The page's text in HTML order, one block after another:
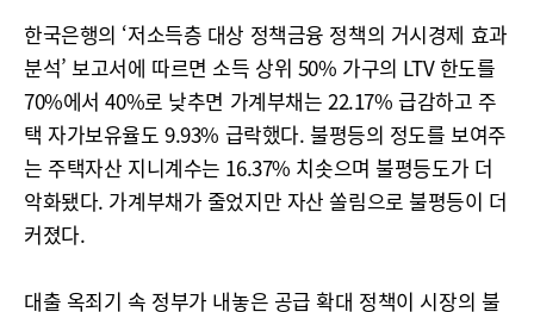
한국은행의 ‘저소득층 대상 정책금융 정책의 거시경제 효과
분석’ 보고서에 따르면 소득 상위 50% 가구의 LTV 한도를
70%에서 40%로 낮추면 가계부채는 22.17% 급감하고 주
택 자가보유율도 9.93% 급락했다. 불평등의 정도를 보여주
는 주택자산 지니계수는 16.37% 치솟으며 불평등도가 더
악화됐다. 가계부채가 줄었지만 자산 쏠림으로 불평등이 더
커졌다.
대출 옥죄기 속 정부가 내놓은 공급 확대 정책이 시장의 불